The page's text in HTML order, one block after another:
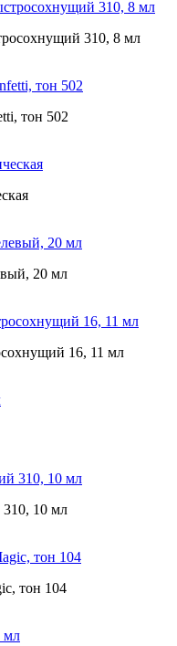
310, 8 мл
тон 502
20 мл
16, 11 мл
310, 10 мл
тон 104